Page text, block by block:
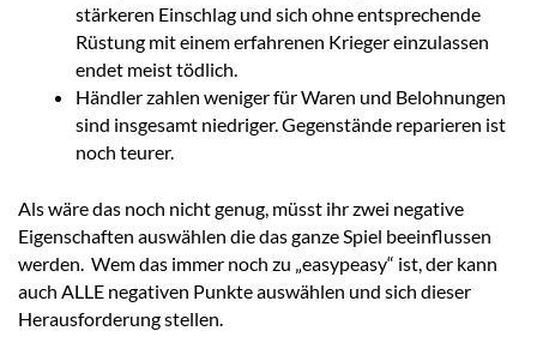
stärkeren Einschlag und sich ohne entsprechende
Rüstung mit einem erfahrenen Krieger einzulassen
endet meist tödlich.
Händler zahlen weniger für Waren und Belohnungen
sind insgesamt niedriger. Gegenstände reparieren ist
noch teurer.
Als wäre das noch nicht genug, müsst ihr zwei negative
Eigenschaften auswählen die das ganze Spiel beeinflussen
werden. Wem das immer noch zu „easypeasy“ ist, der kann
auch ALLE negativen Punkte auswählen und sich dieser
Herausforderung stellen.